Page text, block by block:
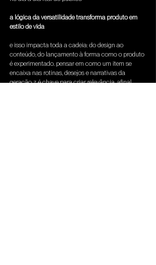
a lógica da versatilidade transforma produto em
estilo de vida
e isso impacta toda a cadeia: do design ao
conteúdo, do lançamento à forma como o produto
é experimentado. pensar em como um item se
encaixa nas rotinas, desejos e narrativas da
geração z é chave para criar relevância. afinal,